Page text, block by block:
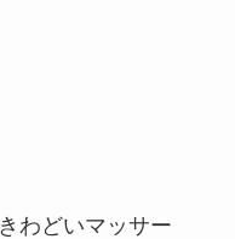
わどいマッサー